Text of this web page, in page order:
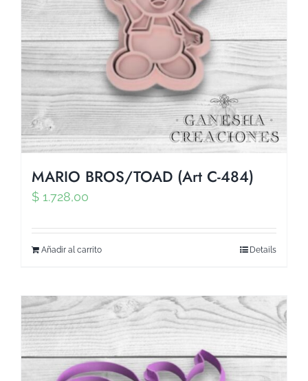
MARIO BROS/TOAD (Art C-484)
$ 1.728,00
Añadir al carrito Details